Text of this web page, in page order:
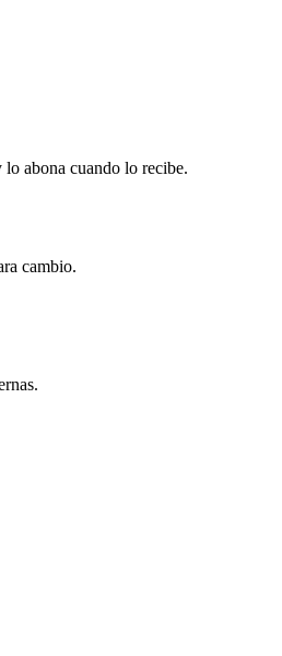
abona cuando lo recibe.
cambio.